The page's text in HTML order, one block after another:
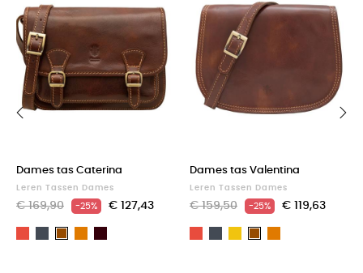
Dames tas Caterina
Leren Tassen Dames
€ 169,90 -25% € 127,43
Dames tas Valentina
Leren Tassen Dames
€ 159,50 -25% € 119,63